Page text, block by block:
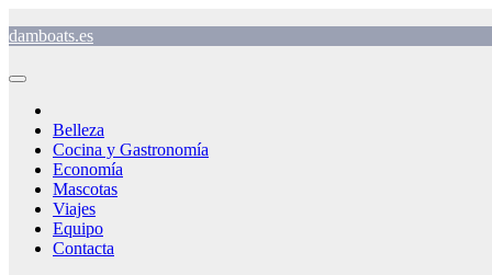
al
damboats.es
Belleza
Cocina y Gastronomía
Economía
Mascotas
Viajes
Equipo
Contacta